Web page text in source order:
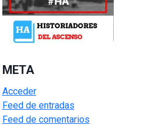
META
Acceder
Feed de entradas
Feed de comentarios